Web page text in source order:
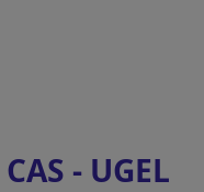
- UGEL